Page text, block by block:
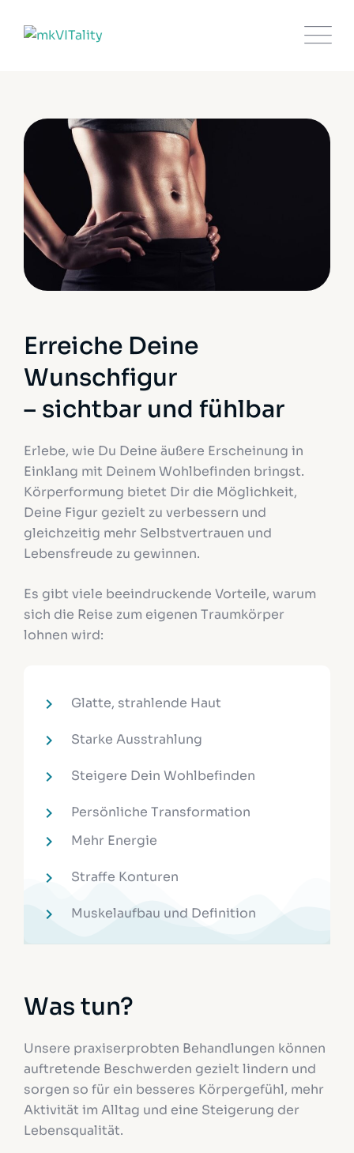
Erreiche Deine
Wunschfigur
– sichtbar und fühlbar
Erlebe, wie Du Deine äußere Erscheinung in
Einklang mit Deinem Wohlbefinden bringst.
Körperformung bietet Dir die Möglichkeit,
Deine Figur gezielt zu verbessern und
gleichzeitig mehr Selbstvertrauen und
Lebensfreude zu gewinnen.
Es gibt viele beeindruckende Vorteile, warum
sich die Reise zum eigenen Traumkörper
lohnen wird:
Glatte, strahlende Haut
Starke Ausstrahlung
Steigere Dein Wohlbefinden
Persönliche Transformation
Mehr Energie
Straffe Konturen
Muskelaufbau und Definition
Was tun?
Unsere praxiserprobten Behandlungen können
auftretende Beschwerden gezielt lindern und
sorgen so für ein besseres Körpergefühl, mehr
Aktivität im Alltag und eine Steigerung der
Lebensqualität.